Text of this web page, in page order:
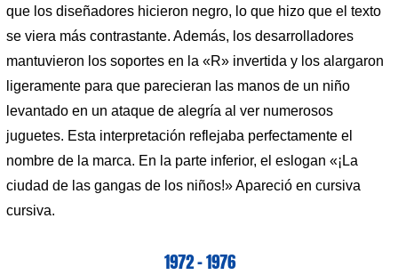
que los diseñadores hicieron negro, lo que hizo que el texto
se viera más contrastante. Además, los desarrolladores
mantuvieron los soportes en la «R» invertida y los alargaron
ligeramente para que parecieran las manos de un niño
levantado en un ataque de alegría al ver numerosos
juguetes. Esta interpretación reflejaba perfectamente el
nombre de la marca. En la parte inferior, el eslogan «¡La
ciudad de las gangas de los niños!» Apareció en cursiva
cursiva.
1972 – 1976